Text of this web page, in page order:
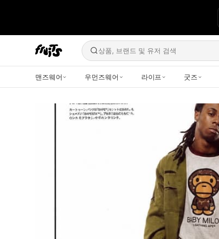
상품, 브랜드 및 유저 검색
맨즈웨어 우먼즈웨어 라이프 굿즈